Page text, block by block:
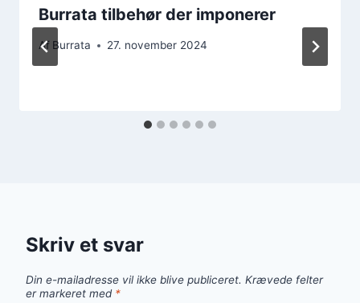
Burrata tilbehør der imponerer
Af Burrata 27. november 2024
Skriv et svar
Din e-mailadresse vil ikke blive publiceret. Krævede felter
er markeret med *